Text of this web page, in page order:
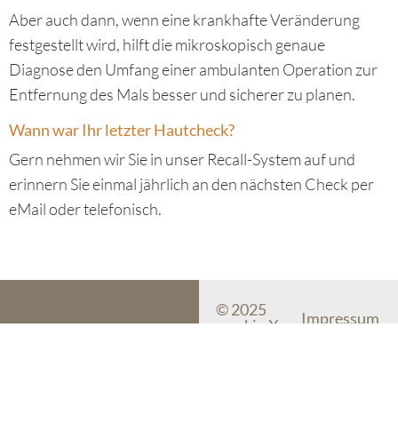
Aber auch dann, wenn eine krankhafte Veränderung
festgestellt wird, hilft die mikroskopisch genaue
Diagnose den Umfang einer ambulanten Operation zur
Entfernung des Mals besser und sicherer zu planen.
Wann war Ihr letzter Hautcheck?
Gern nehmen wir Sie in unser Recall-System auf und
erinnern Sie einmal jährlich an den nächsten Check per
eMail oder telefonisch.
© 2025
myskin X
Impressum